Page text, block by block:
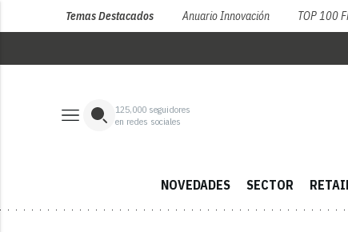
Temas Destacados Anuario Innovación TOP 100
125,000 seguidores
en redes sociales
NOVEDADES SECTOR